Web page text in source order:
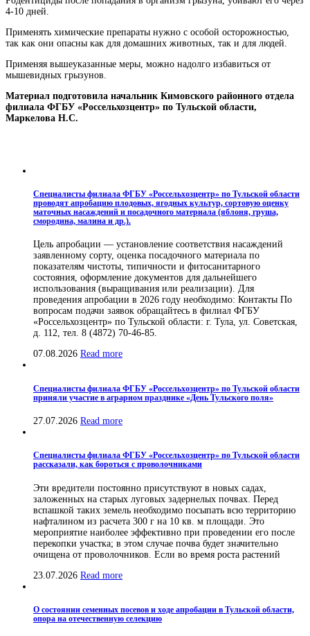
4-10 дней.
Применять химические препараты нужно с особой осторожностью,
так как они опасны как для домашних животных, так и для людей.
Применяя вышеуказанные меры, можно надолго избавиться от
мышевидных грызунов.
Материал подготовила начальник Кимовского районного отдела
филиала ФГБУ «Россельхозцентр» по Тульской области,
Маркелова Н.С.
Специалисты филиала ФГБУ «Россельхозцентр» по Тульской области
проводят апробацию плодовых, ягодных культур, сортовую оценку
маточных насаждений и посадочного материала (яблоня, груша,
смородина, малина и др.).
Цель апробации — установление соответствия насаждений
заявленному сорту, оценка посадочного материала по
показателям чистоты, типичности и фитосанитарного
состояния, оформление документов для дальнейшего
использования (выращивания или реализации). Для
проведения апробации в 2026 году необходимо: Контакты По
вопросам подачи заявок обращайтесь в филиал ФГБУ
«Россельхозцентр» по Тульской области: г. Тула, ул. Советская,
д. 112, тел. 8 (4872) 70-46-85.
07.08.2026 Read more
Специалисты филиала ФГБУ «Россельхозцентр» по Тульской области
приняли участие в аграрном празднике «День Тульского поля»
27.07.2026 Read more
Специалисты филиала ФГБУ «Россельхозцентр» по Тульской области
рассказали, как бороться с проволочниками
Эти вредители постоянно присутствуют в новых садах,
заложенных на старых луговых задернелых почвах. Перед
вспашкой таких земель необходимо посыпать всю территорию
нафталином из расчета 300 г на 10 кв. м площади. Это
мероприятие наиболее эффективно при проведении его после
перекопки участка; в этом случае почва будет значительно
очищена от проволочников. Если во время роста растений
23.07.2026 Read more
О состоянии семенных посевов и ходе апробации в Тульской области,
опора на отечественную селекцию